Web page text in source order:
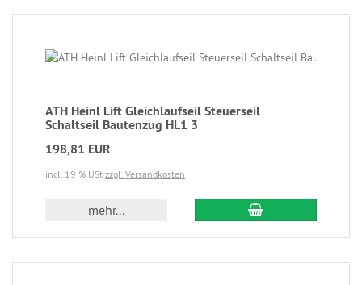
ATH Heinl Lift Gleichlaufseil Steuerseil
Schaltseil Bautenzug HL1 3
198,81 EUR
incl. 19 % USt zzgl. Versandkosten
mehr...